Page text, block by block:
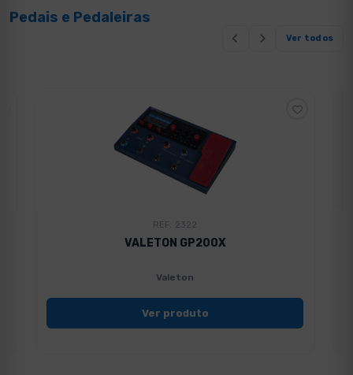
Pedais e Pedaleiras
Ver todos
REF. 2322
VALETON GP200X
Valeton
Ver produto